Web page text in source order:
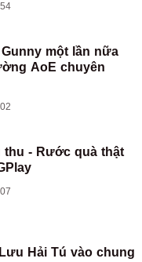
một lần nữa
AoE chuyên
thu - Rước quà thật
Hải Tú vào chung